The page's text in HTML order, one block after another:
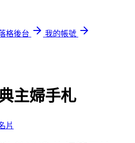
格後台
我的帳號
主婦手札
片